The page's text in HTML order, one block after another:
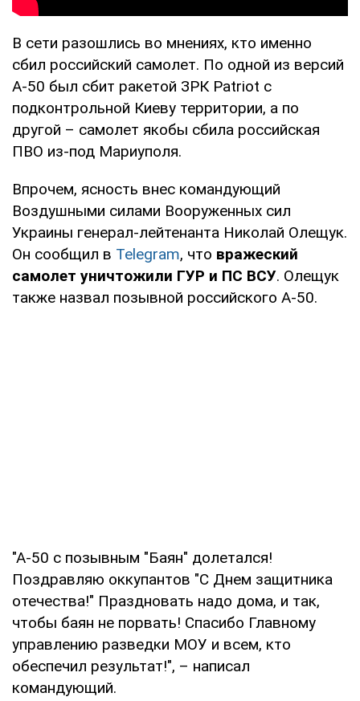
В сети разошлись во мнениях, кто именно
сбил российский самолет. По одной из версий
А-50 был сбит ракетой ЗРК Patriot с
подконтрольной Киеву территории, а по
другой – самолет якобы сбила российская
ПВО из-под Мариуполя.
Впрочем, ясность внес командующий
Воздушными силами Вооруженных сил
Украины генерал-лейтенанта Николай Олещук.
Он сообщил в Telegram, что вражеский
самолет уничтожили ГУР и ПС ВСУ. Олещук
также назвал позывной российского А-50.
"А-50 с позывным "Баян" долетался!
Поздравляю оккупантов "С Днем защитника
отечества!" Праздновать надо дома, и так,
чтобы баян не порвать! Спасибо Главному
управлению разведки МОУ и всем, кто
обеспечил результат!", – написал
командующий.